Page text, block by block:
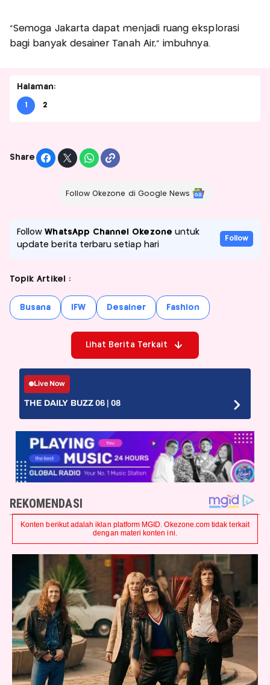
“Semoga Jakarta dapat menjadi ruang eksplorasi
bagi banyak desainer Tanah Air,” imbuhnya.
Halaman:
1 2
Share
Follow Okezone di Google News
FollowWhatsApp Channel Okezone untuk
update berita terbaru setiap hari
Follow
Topik Artikel :
Busana IFW Desainer Fashion
Lihat Berita Terkait
Live Now
THE DAILY BUZZ 06 | 08